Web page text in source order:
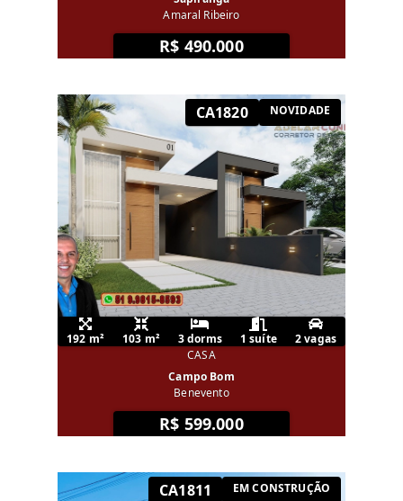
Amaral Ribeiro
R$ 490.000
CA1820 NOVIDADE
192 m² 103 m² 3 dorms 1 suíte
2 vagas
CASA
Campo Bom
Benevento
R$ 599.000
CA1811 EM CONSTRUÇÃO